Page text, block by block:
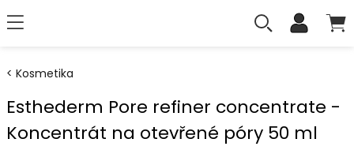
Kosmetika
Esthederm Pore refiner concentrate -
Koncentrát na otevřené póry 50 ml